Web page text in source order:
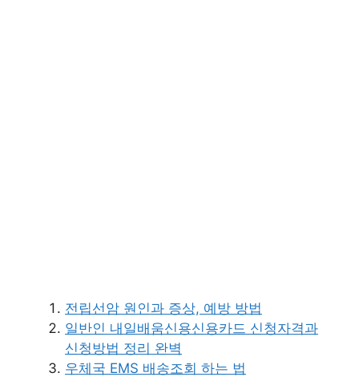
전립선암 원인과 증상, 예방 방법
일반인 내일배움신용신용카드 신청자격과
신청방법 정리 완벽
우체국 EMS 배송조회 하는 법